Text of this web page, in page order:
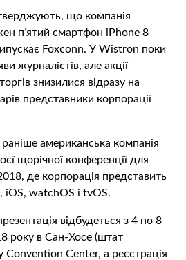
що компанія
п’ятий смартфон iPhone 8
Foxconn. У Wistron поки
журналістів, але акції
знизилися відразу на
представники корпорації
американська компанія
щорічної конференції для
де корпорація представить
iOS, watchOS і tvOS.
відбудеться з 4 по 8
року в Сан-Хосе (штат
Convention Center, а реєстрація